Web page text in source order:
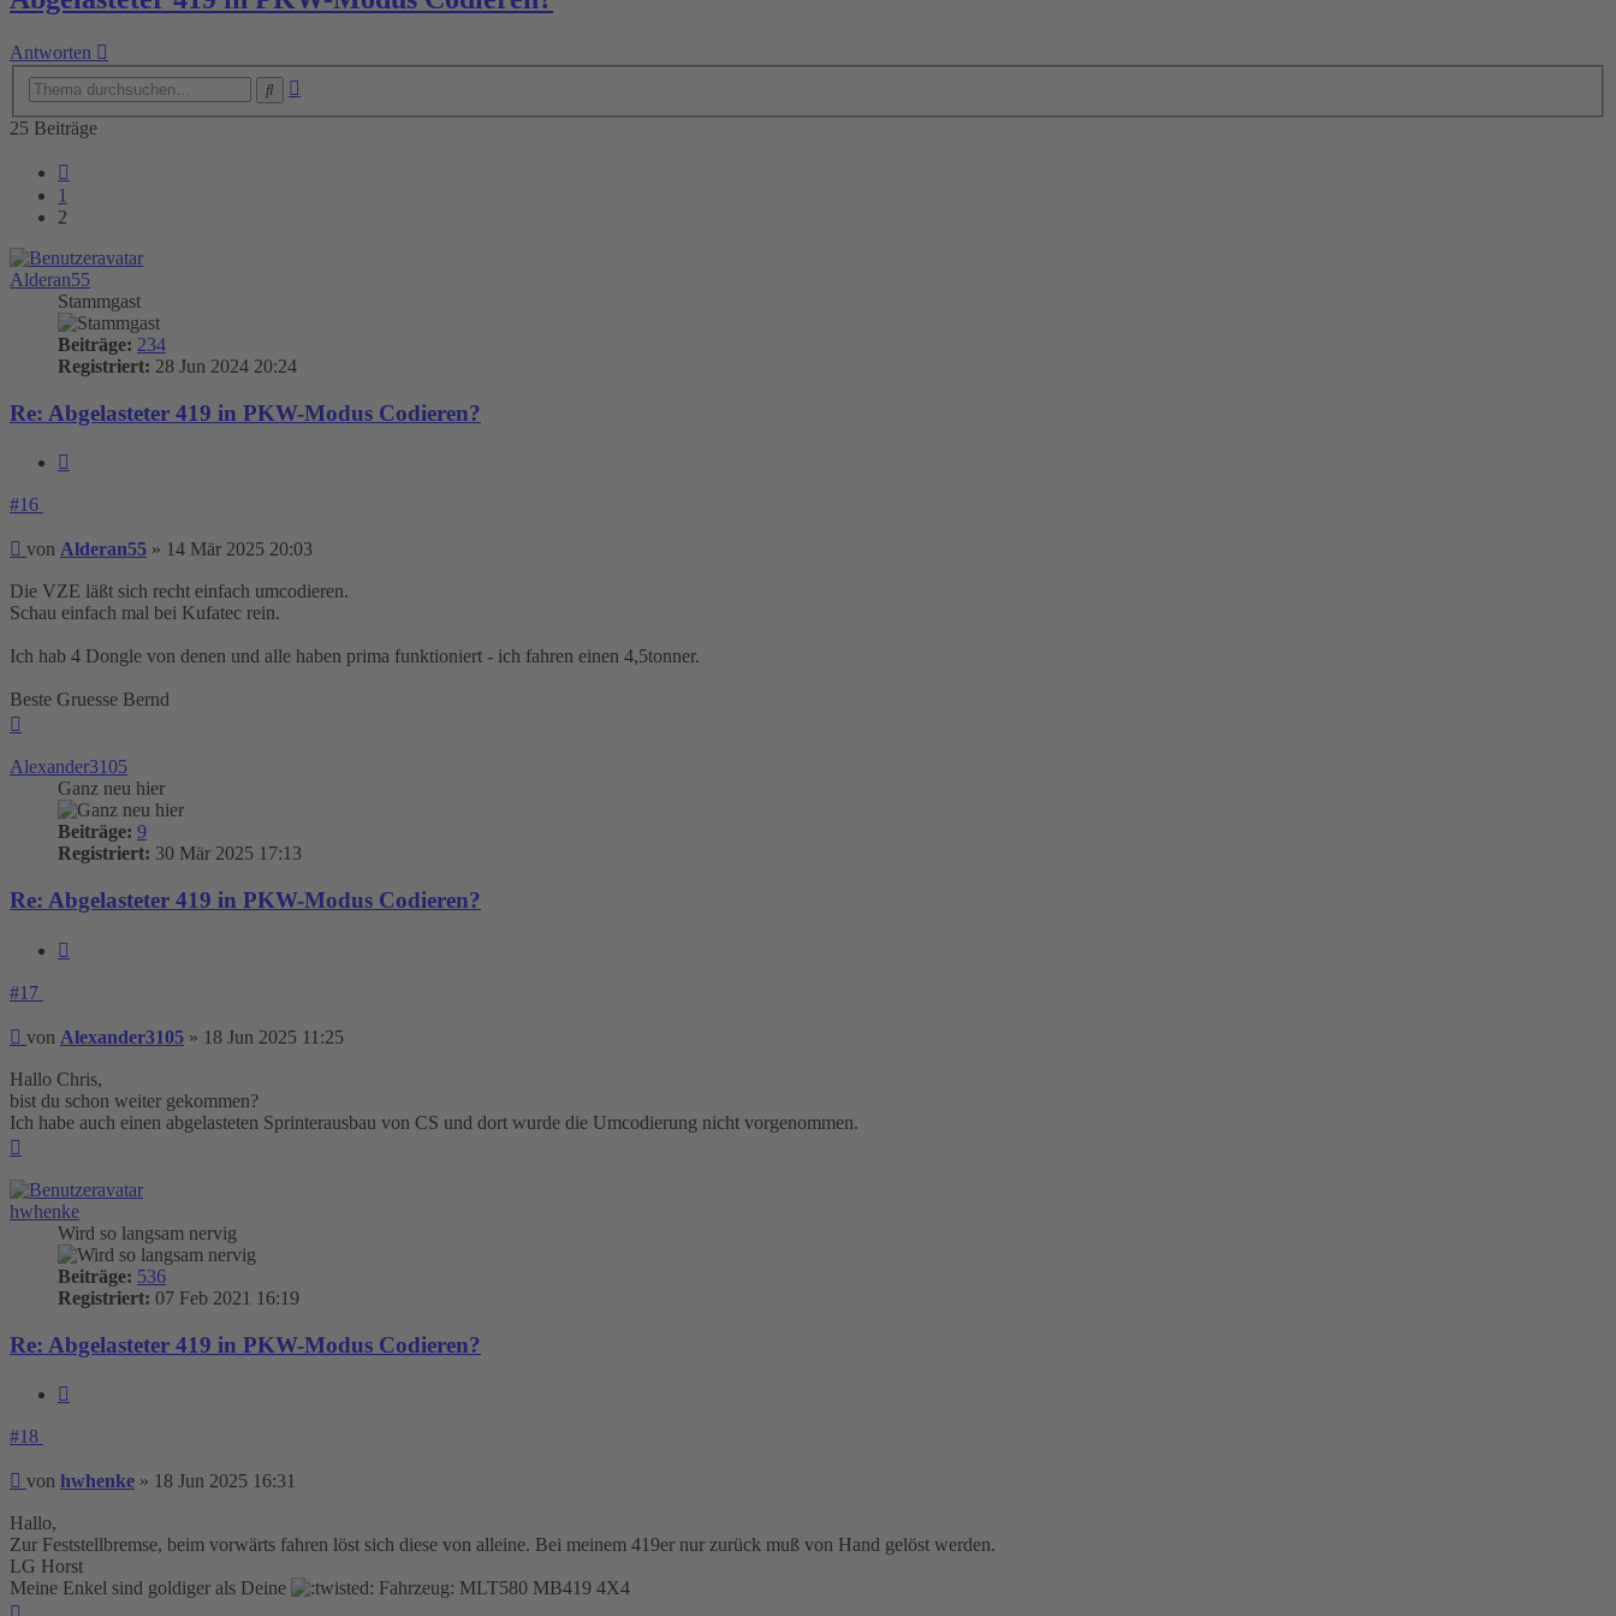
Antworten
25 Beiträge
1
2
Alderan55
Stammgast
Beiträge: 234
Registriert: 28 Jun 2024 20:24
Re: Abgelasteter 419 in PKW-Modus Codieren?
#16
Beitrag
von Alderan55 » 14 Mär 2025 20:03
Die VZE läßt sich recht einfach umcodieren.
Schau einfach mal bei Kufatec rein.
Ich hab 4 Dongle von denen und alle haben prima funktioniert - ich fahren einen 4,5tonner.
Beste Gruesse Bernd
Alexander3105
Ganz neu hier
Beiträge: 9
Registriert: 30 Mär 2025 17:13
Re: Abgelasteter 419 in PKW-Modus Codieren?
#17
Beitrag
von Alexander3105 » 18 Jun 2025 11:25
Hallo Chris,
bist du schon weiter gekommen?
Ich habe auch einen abgelasteten Sprinterausbau von CS und dort wurde die Umcodierung nicht vorgenommen.
hwhenke
Wird so langsam nervig
Beiträge: 536
Registriert: 07 Feb 2021 16:19
Re: Abgelasteter 419 in PKW-Modus Codieren?
#18
Beitrag
von hwhenke » 18 Jun 2025 16:31
Hallo,
Zur Feststellbremse, beim vorwärts fahren löst sich diese von alleine. Bei meinem 419er nur zurück muß von Hand gelöst werden.
LG Horst
Meine Enkel sind goldiger als Deine
Fahrzeug: MLT580 MB419 4X4